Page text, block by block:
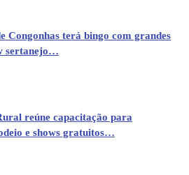
Congonhas terá bingo com grandes
sertanejo…
reúne capacitação para
e shows gratuitos…